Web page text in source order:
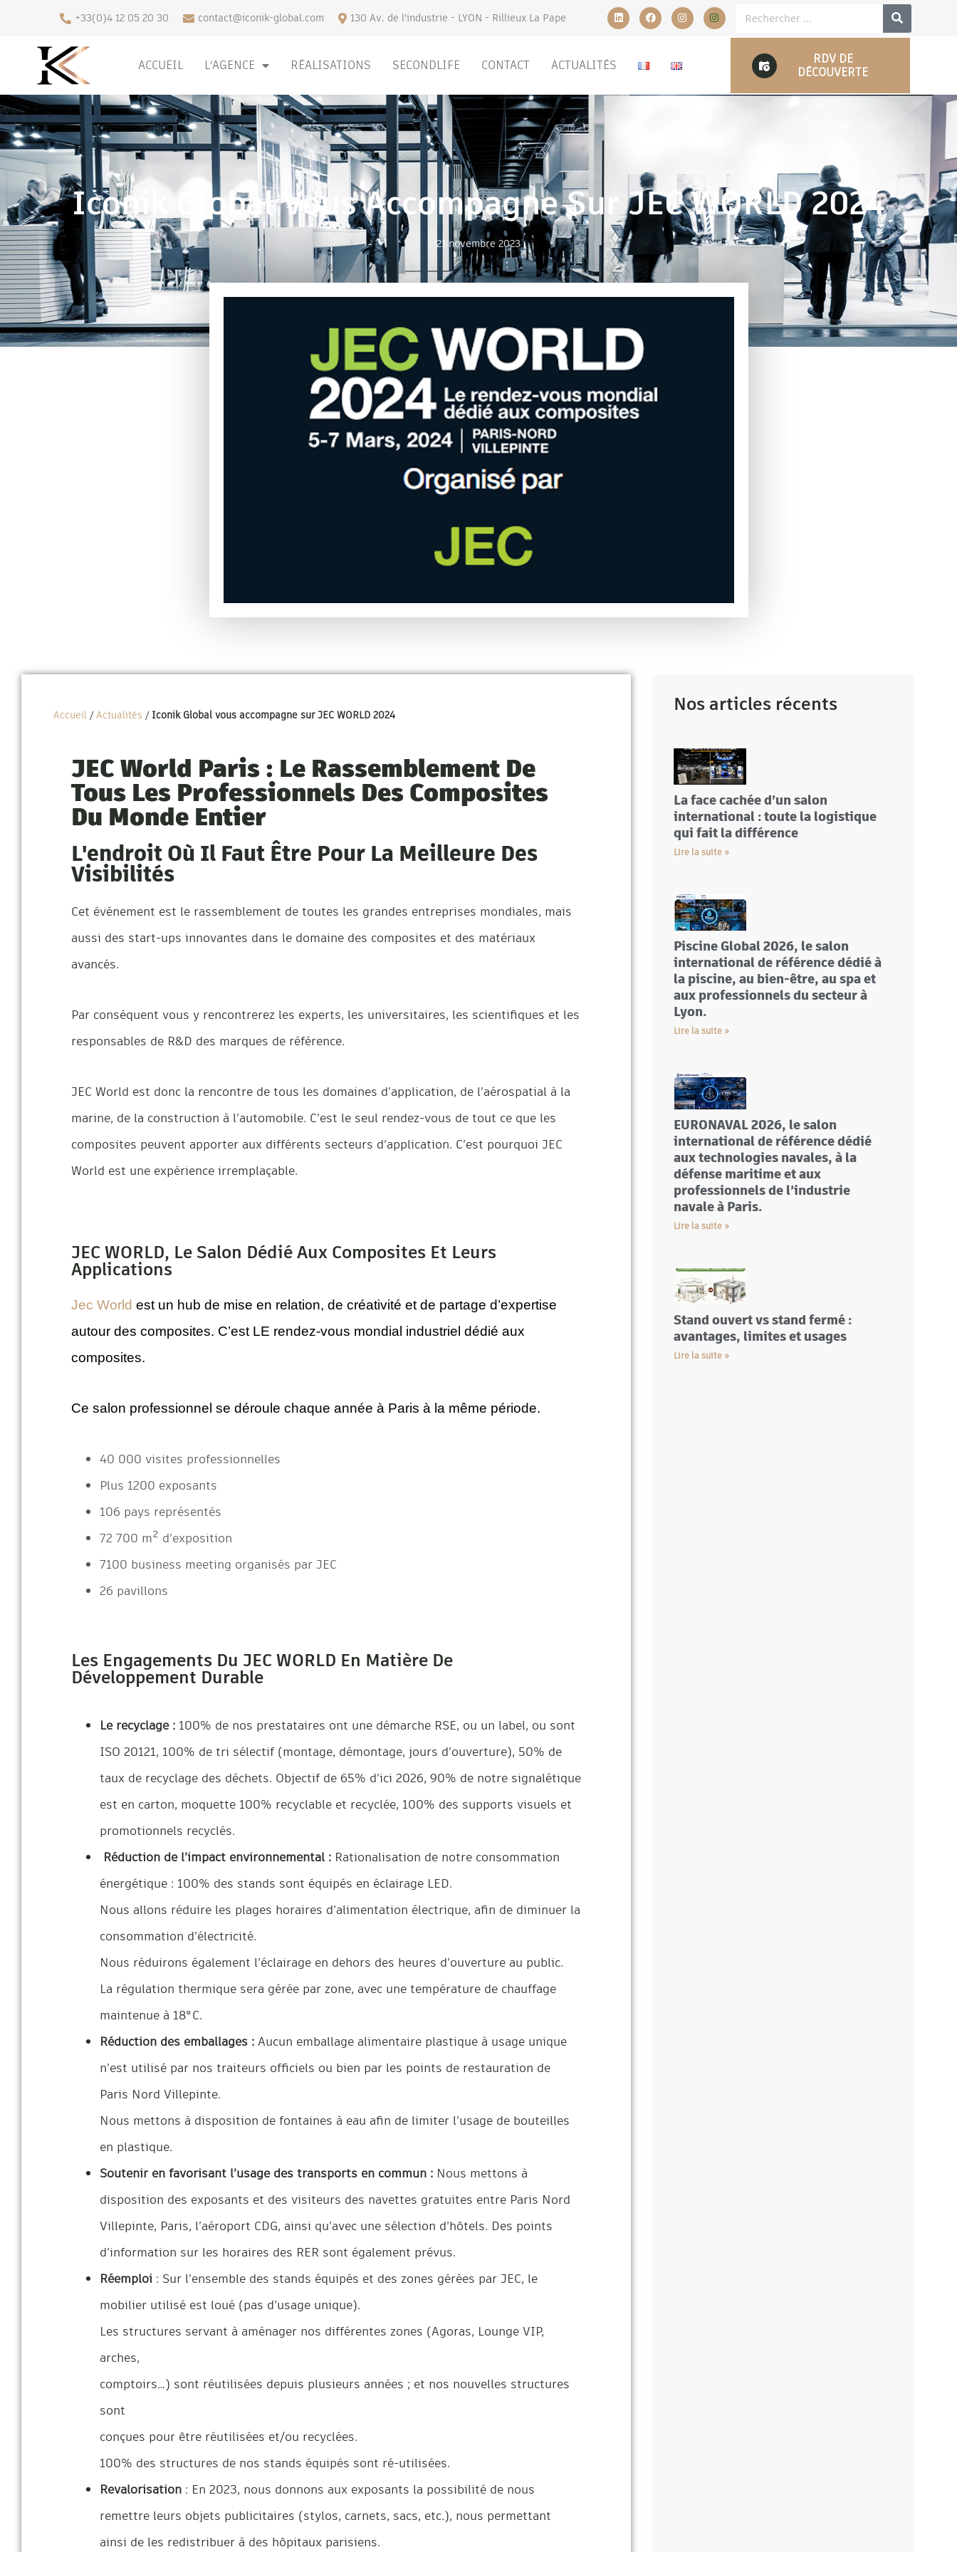
+33(0)4 12 05 20 30 contact@iconik-global.com 130 Av. de l'industrie - LYON - Rillieux La Pape
ACCUEIL L’AGENCE RÉALISATIONS SECONDLIFE CONTACT ACTUALITÉS
RDV DE
DÉCOUVERTE
Iconik Global Vous Accompagne Sur JEC WORLD 2024
21 novembre 2023
Accueil /Actualités / Iconik Global vous accompagne sur JEC WORLD 2024
JEC World Paris : Le Rassemblement De
Tous Les Professionnels Des Composites
Du Monde Entier
L'endroit Où Il Faut Être Pour La Meilleure Des
Visibilités
Cet événement est le rassemblement de toutes les grandes entreprises mondiales, mais
aussi des start-ups innovantes dans le domaine des composites et des matériaux
avancés.
Par conséquent vous y rencontrerez les experts, les universitaires, les scientifiques et les
responsables de R&D des marques de référence.
JEC World est donc la rencontre de tous les domaines d’application, de l’aérospatial à la
marine, de la construction à l’automobile. C’est le seul rendez-vous de tout ce que les
composites peuvent apporter aux différents secteurs d’application. C’est pourquoi JEC
World est une expérience irremplaçable.
JEC WORLD, Le Salon Dédié Aux Composites Et Leurs
Applications
Jec World est un hub de mise en relation, de créativité et de partage d’expertise
autour des composites. C’est LE rendez-vous mondial industriel dédié aux
composites.
Ce salon professionnel se déroule chaque année à Paris à la même période.
40 000 visites professionnelles
Plus 1200 exposants
106 pays représentés
72 700 m² d’exposition
7100 business meeting organisés par JEC
26 pavillons
Les Engagements Du JEC WORLD En Matière De
Développement Durable
Le recyclage : 100% de nos prestataires ont une démarche RSE, ou un label, ou sont
ISO 20121, 100% de tri sélectif (montage, démontage, jours d’ouverture), 50% de
taux de recyclage des déchets. Objectif de 65% d’ici 2026, 90% de notre signalétique
est en carton, moquette 100% recyclable et recyclée, 100% des supports visuels et
promotionnels recyclés.
Réduction de l’impact environnemental : Rationalisation de notre consommation
énergétique : 100% des stands sont équipés en éclairage LED.
Nous allons réduire les plages horaires d’alimentation électrique, afin de diminuer la
consommation d’électricité.
Nous réduirons également l’éclairage en dehors des heures d’ouverture au public.
La régulation thermique sera gérée par zone, avec une température de chauffage
maintenue à 18°C.
Réduction des emballages : Aucun emballage alimentaire plastique à usage unique
n’est utilisé par nos traiteurs officiels ou bien par les points de restauration de
Paris Nord Villepinte.
Nous mettons à disposition de fontaines à eau afin de limiter l’usage de bouteilles
en plastique.
Soutenir en favorisant l’usage des transports en commun : Nous mettons à
disposition des exposants et des visiteurs des navettes gratuites entre Paris Nord
Villepinte, Paris, l’aéroport CDG, ainsi qu’avec une sélection d’hôtels. Des points
d’information sur les horaires des RER sont également prévus.
Réemploi : Sur l’ensemble des stands équipés et des zones gérées par JEC, le
mobilier utilisé est loué (pas d’usage unique).
Les structures servant à aménager nos différentes zones (Agoras, Lounge VIP,
arches,
comptoirs…) sont réutilisées depuis plusieurs années ; et nos nouvelles structures
sont
conçues pour être réutilisées et/ou recyclées.
100% des structures de nos stands équipés sont ré-utilisées.
Revalorisation : En 2023, nous donnons aux exposants la possibilité de nous
remettre leurs objets publicitaires (stylos, carnets, sacs, etc.), nous permettant
ainsi de les redistribuer à des hôpitaux parisiens.
Nos articles récents
La face cachée d’un salon
international : toute la logistique
qui fait la différence
Lire la suite »
Piscine Global 2026, le salon
international de référence dédié à
la piscine, au bien-être, au spa et
aux professionnels du secteur à
Lyon.
Lire la suite »
EURONAVAL 2026, le salon
international de référence dédié
aux technologies navales, à la
défense maritime et aux
professionnels de l’industrie
navale à Paris.
Lire la suite »
Stand ouvert vs stand fermé :
avantages, limites et usages
Lire la suite »